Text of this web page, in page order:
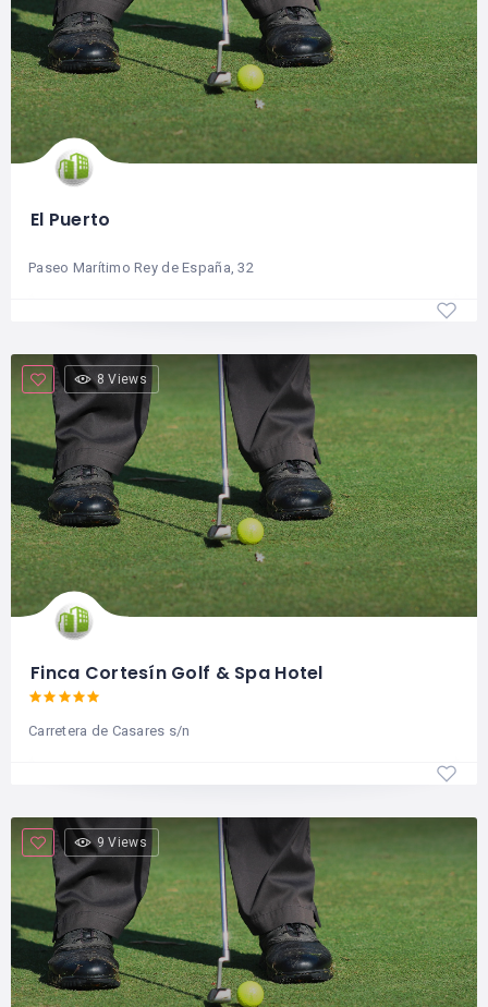
El Puerto
Paseo Marítimo Rey de España, 32
8 Views
Finca Cortesín Golf & Spa Hotel
Carretera de Casares s/n
9 Views